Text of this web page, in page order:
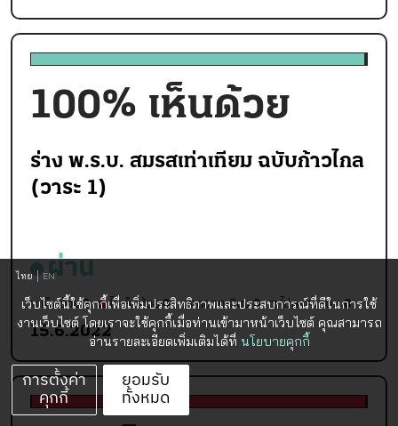
100% เห็นด้วย
ร่าง พ.ร.บ. สมรสเท่าเทียม ฉบับก้าวไกล
(วาระ 1)
ผ่าน
เห็นด้วย3 ไม่เห็นด้วย0 งดออกเสียง0 ไม่ลงคะแนน0
15.6.2022
ไทย EN
เว็บไซต์นี้ใช้คุกกี้เพื่อเพิ่มประสิทธิภาพและประสบการณ์ที่ดีในการใช้
งานเว็บไซต์ โดยเราจะใช้คุกกี้เมื่อท่านเข้ามาหน้าเว็บไซต์ คุณสามารถ
อ่านรายละเอียดเพิ่มเติมได้ที่ นโยบายคุกกี้
การตั้งค่า
คุกกี้
ยอมรับ
ทั้งหมด